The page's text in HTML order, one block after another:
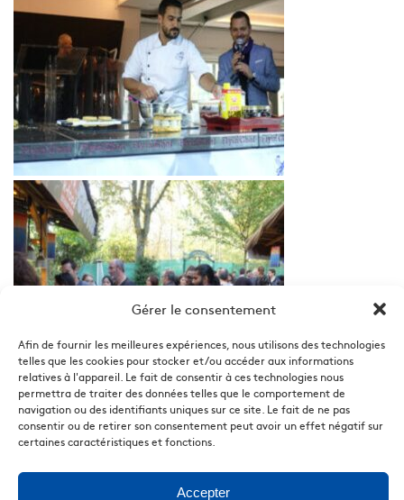
Gérer le consentement
Afin de fournir les meilleures expériences, nous utilisons des technologies
telles que les cookies pour stocker et/ou accéder aux informations
relatives à l'appareil. Le fait de consentir à ces technologies nous
permettra de traiter des données telles que le comportement de
navigation ou des identifiants uniques sur ce site. Le fait de ne pas
consentir ou de retirer son consentement peut avoir un effet négatif sur
certaines caractéristiques et fonctions.
Accepter